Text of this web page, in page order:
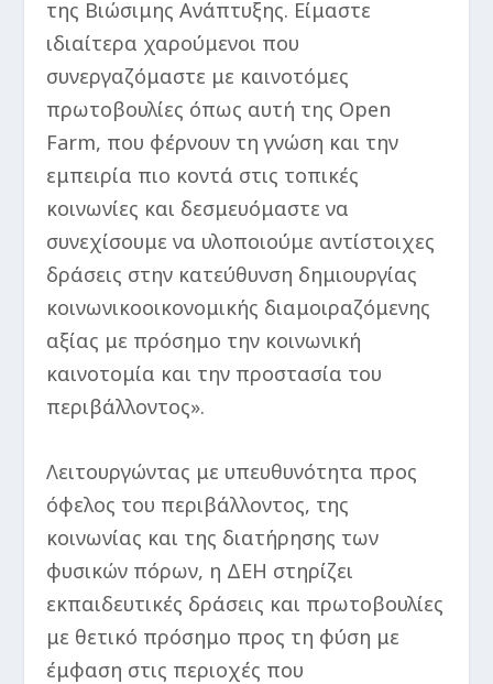
της Βιώσιμης Ανάπτυξης. Είμαστε
ιδιαίτερα χαρούμενοι που
συνεργαζόμαστε με καινοτόμες
πρωτοβουλίες όπως αυτή της Open
Farm, που φέρνουν τη γνώση και την
εμπειρία πιο κοντά στις τοπικές
κοινωνίες και δεσμευόμαστε να
συνεχίσουμε να υλοποιούμε αντίστοιχες
δράσεις στην κατεύθυνση δημιουργίας
κοινωνικοοικονομικής διαμοιραζόμενης
αξίας με πρόσημο την κοινωνική
καινοτομία και την προστασία του
περιβάλλοντος».
Λειτουργώντας με υπευθυνότητα προς
όφελος του περιβάλλοντος, της
κοινωνίας και της διατήρησης των
φυσικών πόρων, η ΔΕΗ στηρίζει
εκπαιδευτικές δράσεις και πρωτοβουλίες
με θετικό πρόσημο προς τη φύση με
έμφαση στις περιοχές που